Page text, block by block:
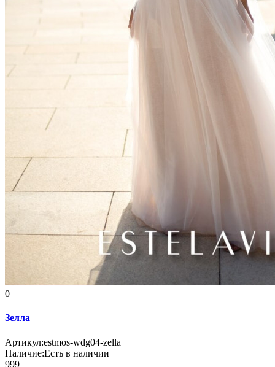
0
Зелла
Артикул:estmos-wdg04-zella
Наличие:Есть в наличии
999